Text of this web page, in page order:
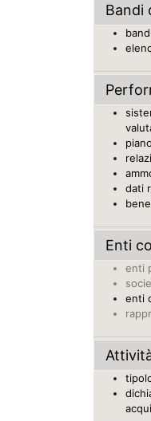
Bandi
dati
Enti
enti
enti